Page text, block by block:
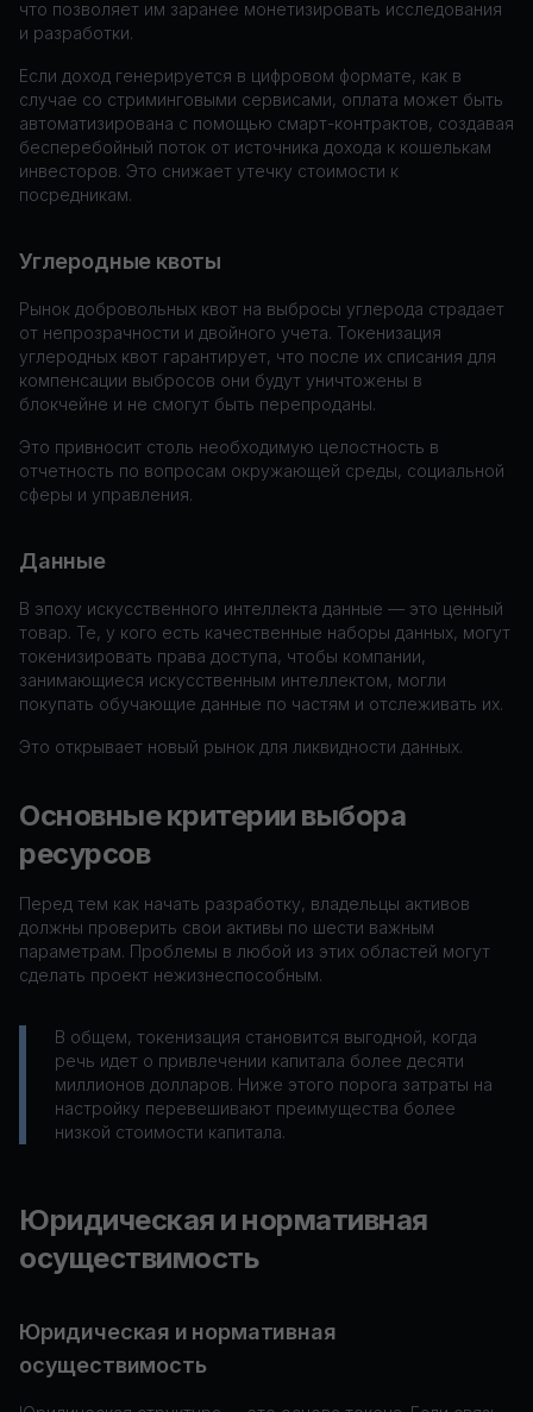
что позволяет им заранее монетизировать исследования
и разработки.
Если доход генерируется в цифровом формате, как в
случае со стриминговыми сервисами, оплата может быть
автоматизирована с помощью смарт-контрактов, создавая
бесперебойный поток от источника дохода к кошелькам
инвесторов. Это снижает утечку стоимости к
посредникам.
Углеродные квоты
Рынок добровольных квот на выбросы углерода страдает
от непрозрачности и двойного учета. Токенизация
углеродных квот гарантирует, что после их списания для
компенсации выбросов они будут уничтожены в
блокчейне и не смогут быть перепроданы.
Это привносит столь необходимую целостность в
отчетность по вопросам окружающей среды, социальной
сферы и управления.
Данные
В эпоху искусственного интеллекта данные — это ценный
товар. Те, у кого есть качественные наборы данных, могут
токенизировать права доступа, чтобы компании,
занимающиеся искусственным интеллектом, могли
покупать обучающие данные по частям и отслеживать их.
Это открывает новый рынок для ликвидности данных.
Основные критерии выбора
ресурсов
Перед тем как начать разработку, владельцы активов
должны проверить свои активы по шести важным
параметрам. Проблемы в любой из этих областей могут
сделать проект нежизнеспособным.
В общем, токенизация становится выгодной, когда
речь идет о привлечении капитала более десяти
миллионов долларов. Ниже этого порога затраты на
настройку перевешивают преимущества более
низкой стоимости капитала.
Юридическая и нормативная
осуществимость
Юридическая и нормативная
осуществимость